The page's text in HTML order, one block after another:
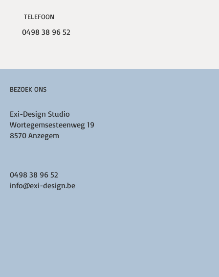
TELEFOON
0498 38 96 52
BEZOEK ONS
Exi-Design Studio
Wortegemsesteenweg 19
8570 Anzegem
0498 38 96 52
info@exi-design.be